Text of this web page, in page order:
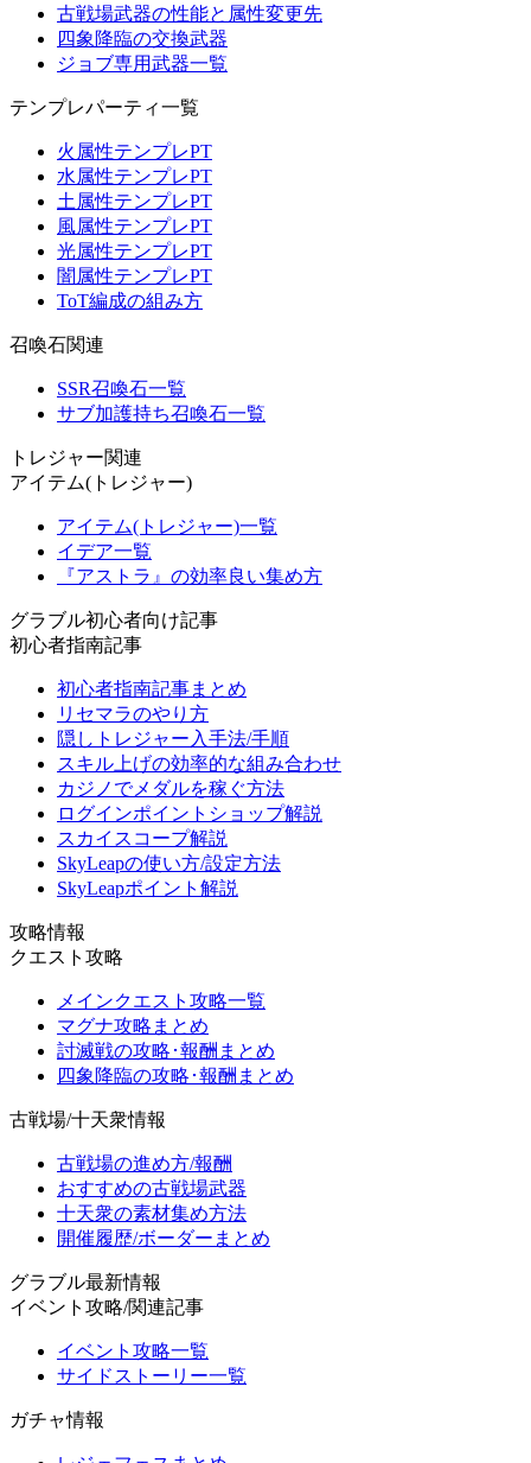
古戦場武器の性能と属性変更先
四象降臨の交換武器
ジョブ専用武器一覧
テンプレパーティ一覧
火属性テンプレPT
水属性テンプレPT
土属性テンプレPT
風属性テンプレPT
光属性テンプレPT
闇属性テンプレPT
ToT編成の組み方
召喚石関連
SSR召喚石一覧
サブ加護持ち召喚石一覧
トレジャー関連
アイテム(トレジャー)
アイテム(トレジャー)一覧
イデア一覧
『アストラ』の効率良い集め方
グラブル初心者向け記事
初心者指南記事
初心者指南記事まとめ
リセマラのやり方
隠しトレジャー入手法/手順
スキル上げの効率的な組み合わせ
カジノでメダルを稼ぐ方法
ログインポイントショップ解説
スカイスコープ解説
SkyLeapの使い方/設定方法
SkyLeapポイント解説
攻略情報
クエスト攻略
メインクエスト攻略一覧
マグナ攻略まとめ
討滅戦の攻略･報酬まとめ
四象降臨の攻略･報酬まとめ
古戦場/十天衆情報
古戦場の進め方/報酬
おすすめの古戦場武器
十天衆の素材集め方法
開催履歴/ボーダーまとめ
グラブル最新情報
イベント攻略/関連記事
イベント攻略一覧
サイドストーリー一覧
ガチャ情報